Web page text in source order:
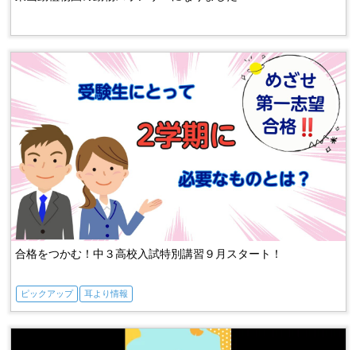
ピックアップ 耳より情報
合格をつかむ！中３高校入試特別講習９月スタート！